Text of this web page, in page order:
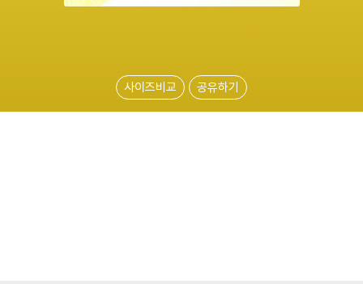
사이즈비교 공유하기